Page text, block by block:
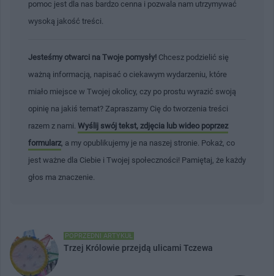
pomoc jest dla nas bardzo cenna i pozwala nam utrzymywać
wysoką jakość treści.
Jesteśmy otwarci na Twoje pomysły! Chcesz podzielić się
ważną informacją, napisać o ciekawym wydarzeniu, które
miało miejsce w Twojej okolicy, czy po prostu wyrazić swoją
opinię na jakiś temat? Zapraszamy Cię do tworzenia treści
razem z nami. Wyślij swój tekst, zdjęcia lub wideo poprzez
formularz , a my opublikujemy je na naszej stronie. Pokaż, co
jest ważne dla Ciebie i Twojej społeczności! Pamiętaj, że każdy
głos ma znaczenie.
POPRZEDNI ARTYKUŁ
Trzej Królowie przejdą ulicami Tczewa